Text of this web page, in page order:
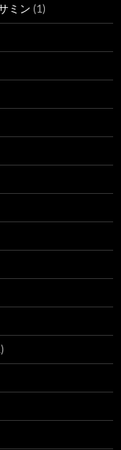
ミン (1)